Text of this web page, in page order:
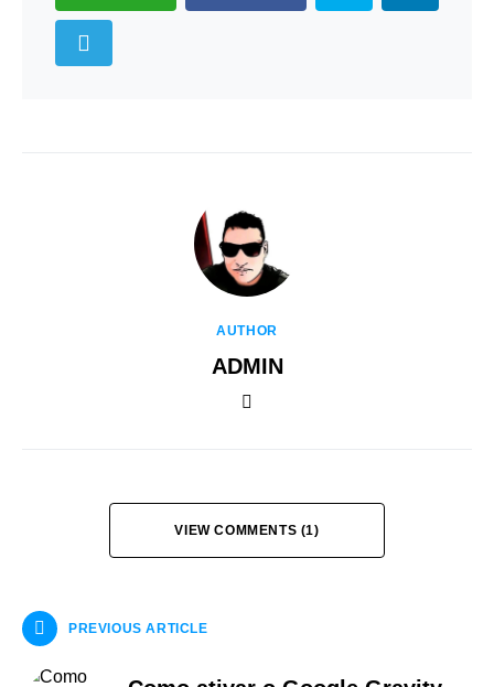
AUTHOR
ADMIN
VIEW COMMENTS (1)
PREVIOUS ARTICLE